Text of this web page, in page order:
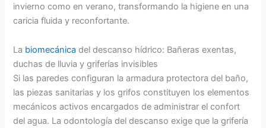
invierno como en verano, transformando la higiene en una
caricia fluida y reconfortante.
La biomecánica del descanso hídrico: Bañeras exentas,
duchas de lluvia y griferías invisibles
Si las paredes configuran la armadura protectora del baño,
las piezas sanitarias y los grifos constituyen los elementos
mecánicos activos encargados de administrar el confort
del agua. La odontología del descanso exige que la grifería